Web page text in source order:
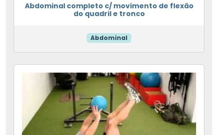
Abdominal completo c/ movimento de flexão
do quadril e tronco
Abdominal